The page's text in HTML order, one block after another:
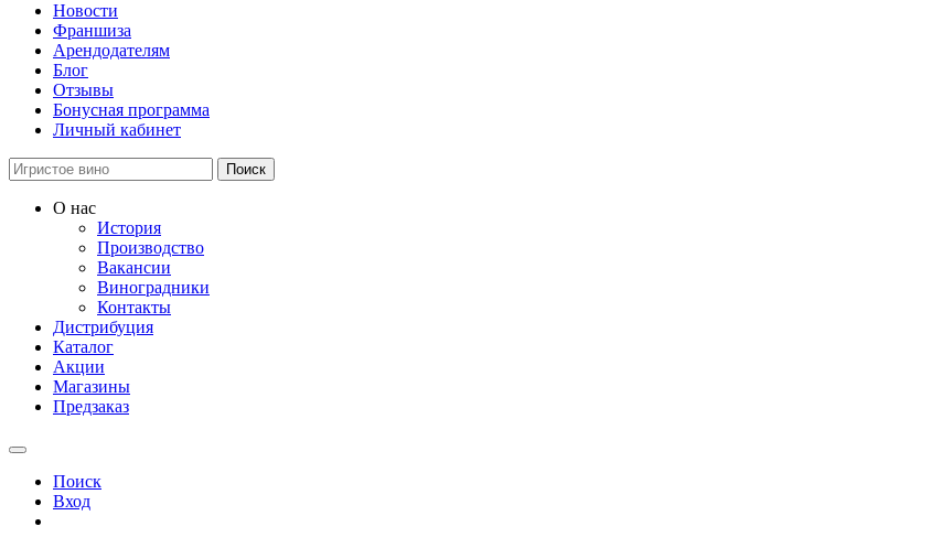
Новости
Франшиза
Арендодателям
Блог
Отзывы
Бонусная программа
Личный кабинет
Поиск
О нас
История
Производство
Вакансии
Виноградники
Контакты
Дистрибуция
Каталог
Акции
Магазины
Предзаказ
Поиск
Вход